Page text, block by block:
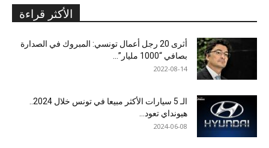
الأكثر قراءة
أثرى 20 رجل أعمال تونسي: المبروك في الصدارة
بصافي “1000 مليار”...
2022-08-14
هيونداي تعود...
2024-06-08